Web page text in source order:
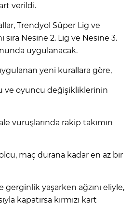
verildi.
Trendyol Süper Lig ve
sıra Nesine 2. Lig ve Nesine 3.
uygulanacak.
yeni kurallara göre,
ve oyuncu değişikliklerinin
vuruşlarında rakip takımın
maç durana kadar en az bir
yaşarken ağzını eliyle,
kapatırsa kırmızı kart